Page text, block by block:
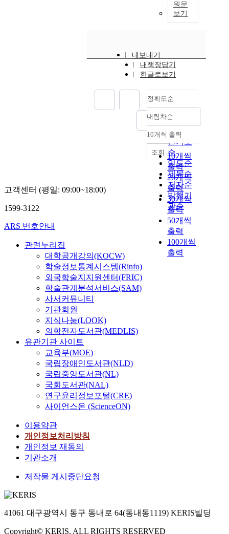
원문
보기
내보내기
내책장담기
한글로보기
정확도순
정확도
순
인기도
순
연도순
제목순
저자순
발행기
관순
내림차순
내림차순
10개씩 출력
10개씩
출력
20개씩
출력
30개씩
출력
50개씩
출력
100개씩
출력
조회
고객센터 (평일: 09:00~18:00)
1599-3122
ARS 번호안내
관련누리집
대학공개강의(KOCW)
학술정보통계시스템(Rinfo)
외국학술지지원센터(FRIC)
학술관계분석서비스(SAM)
사서커뮤니티
기관회원
지식나눔(LOOK)
의학전자도서관(MEDLIS)
유관기관 사이트
교육부(MOE)
국립장애인도서관(NLD)
국립중앙도서관(NL)
국회도서관(NAL)
연구윤리정보포털(CRE)
사이언스온 (ScienceON)
이용약관
개인정보처리방침
개인정보 재동의
기관소개
저작물 게시중단요청
41061 대구광역시 동구 동내로 64(동내동1119) KERIS빌딩
Copyright© KERIS. ALL RIGHTS RESERVED